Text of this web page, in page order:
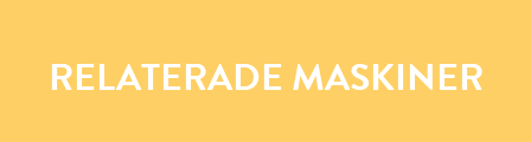
RELATERADE MASKINER